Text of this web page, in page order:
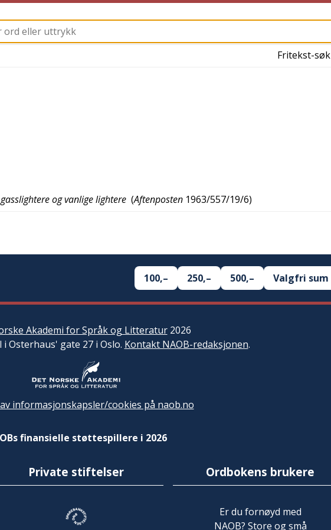
Fritekst-søk
og vanlige lightere (Aftenposten 1963/557/19/6)
100,– 250,– 500,– Valgfri sum
Akademi for Språk og Litteratur2026
Osterhaus' gate 27 i Oslo. Kontakt NAOB-redaksjonen.
informasjonskapsler/cookies på naob.no
finansielle støttespillere i 2026
Private stiftelser Ordbokens brukere
Er du fornøyd med
NAOB? Store og små